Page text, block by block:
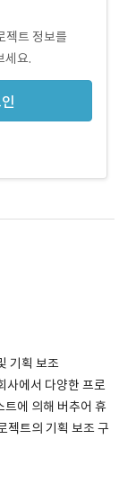
젝트 정보를
세요.
기획 보조
사에서 다양한 프로
트에 의해 버추어 휴
젝트의 기획 보조 구